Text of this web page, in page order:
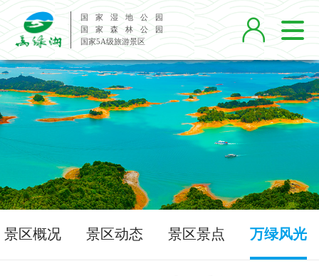
国 家 湿 地 公 园
国 家 森 林 公 园
国家5A级旅游景区

景区概况 景区动态 景区景点 万绿风光